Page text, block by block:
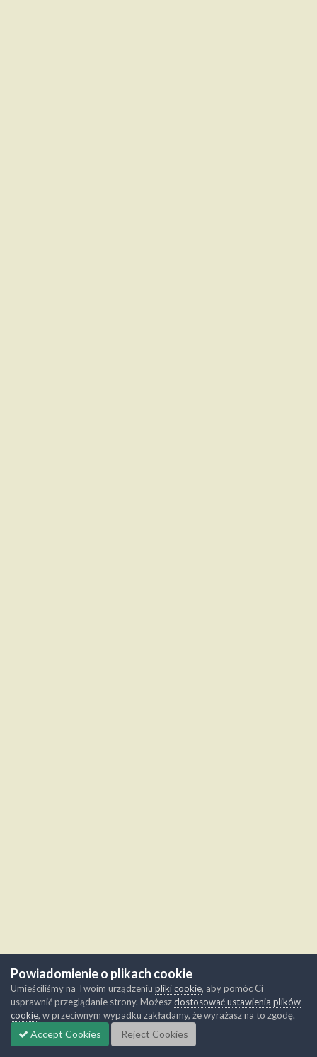
Powiadomienie o plikach cookie
Umieściliśmy na Twoim urządzeniu pliki cookie, aby pomóc Ci
usprawnić przeglądanie strony. Możeszdostosować ustawienia plików
cookie, w przeciwnym wypadku zakładamy, że wyrażasz na to zgodę.
Accept Cookies Reject Cookies